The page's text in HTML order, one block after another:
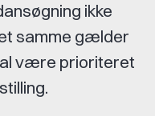
ikke
samme gælder
være prioriteret